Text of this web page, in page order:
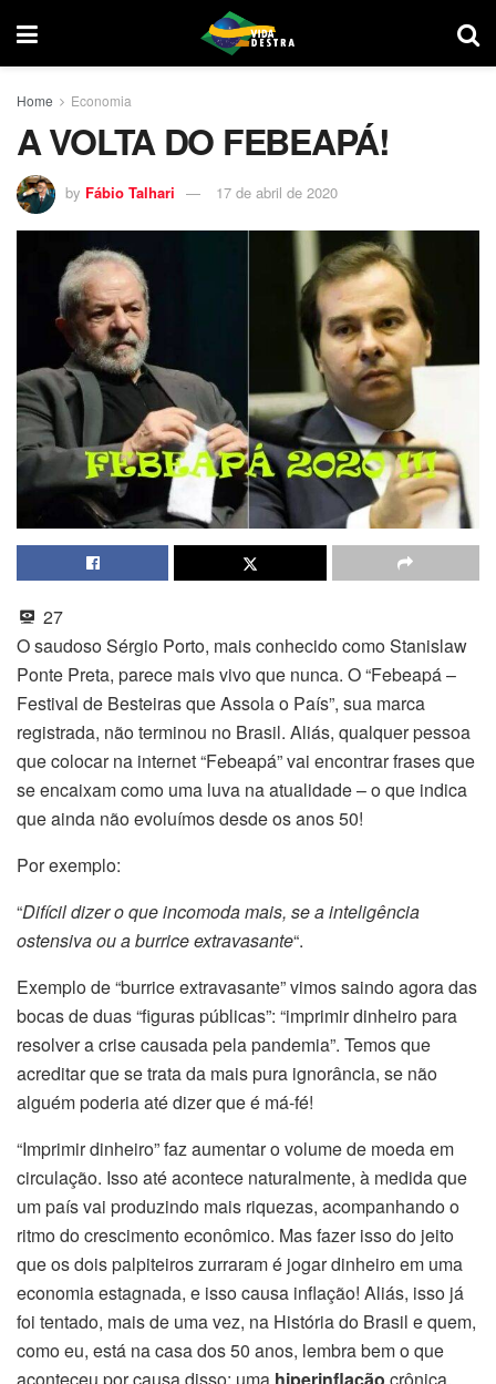
Home Economia
A VOLTA DO FEBEAPÁ!
by Fábio Talhari 17 de abril de 2020
27
O saudoso Sérgio Porto, mais conhecido como Stanislaw
Ponte Preta, parece mais vivo que nunca. O “Febeapá –
Festival de Besteiras que Assola o País”, sua marca
registrada, não terminou no Brasil. Aliás, qualquer pessoa
que colocar na internet “Febeapá” vai encontrar frases que
se encaixam como uma luva na atualidade – o que indica
que ainda não evoluímos desde os anos 50!
Por exemplo:
“Difícil dizer o que incomoda mais, se a inteligência
ostensiva ou a burrice extravasante“.
Exemplo de “burrice extravasante” vimos saindo agora das
bocas de duas “figuras públicas”: “imprimir dinheiro para
resolver a crise causada pela pandemia”. Temos que
acreditar que se trata da mais pura ignorância, se não
alguém poderia até dizer que é má-fé!
“Imprimir dinheiro” faz aumentar o volume de moeda em
circulação. Isso até acontece naturalmente, à medida que
um país vai produzindo mais riquezas, acompanhando o
ritmo do crescimento econômico. Mas fazer isso do jeito
que os dois palpiteiros zurraram é jogar dinheiro em uma
economia estagnada, e isso causa inflação! Aliás, isso já
foi tentado, mais de uma vez, na História do Brasil e quem,
como eu, está na casa dos 50 anos, lembra bem o que
aconteceu por causa disso: uma hiperinflação crônica,